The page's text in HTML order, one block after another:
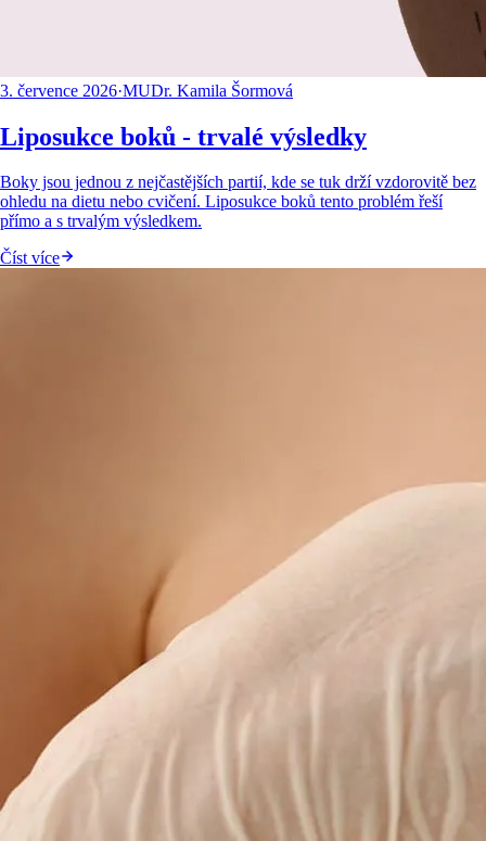
3. července 2026·MUDr. Kamila Šormová
Liposukce boků - trvalé výsledky
Boky jsou jednou z nejčastějších partií, kde se tuk drží vzdorovitě bez
ohledu na dietu nebo cvičení. Liposukce boků tento problém řeší
přímo a s trvalým výsledkem.
Číst více